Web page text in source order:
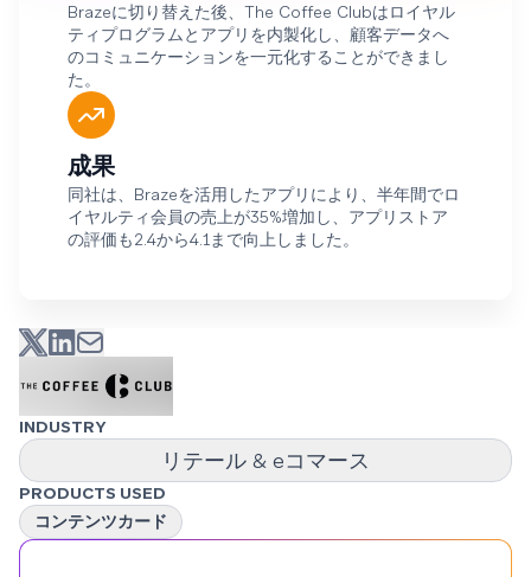
Brazeに切り替えた後、The Coffee Clubはロイヤル
ティプログラムとアプリを内製化し、顧客データへ
のコミュニケーションを一元化することができまし
た。
成果
同社は、Brazeを活用したアプリにより、半年間でロ
イヤルティ会員の売上が35%増加し、アプリストア
の評価も2.4から4.1まで向上しました。
INDUSTRY
リテール & eコマース
PRODUCTS USED
コンテンツカード